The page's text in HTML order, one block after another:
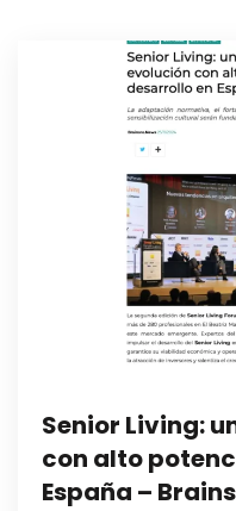
Senior Living:
con alto
España –